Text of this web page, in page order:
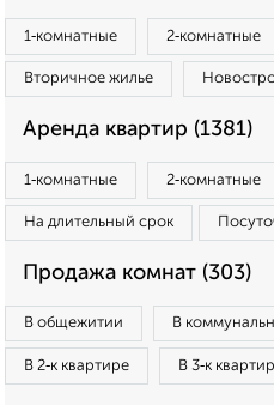
1‑комнатные 2‑комнатные
Вторичное жилье
Аренда квартир (1381)
1‑комнатные 2‑комнатные
На длительный срок
Продажа комнат (303)
В общежитии В
В 2‑к квартире В 3‑к